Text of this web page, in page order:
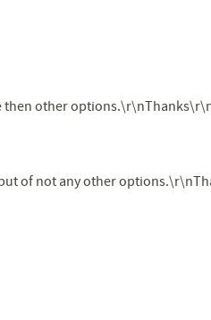
then other
of not any other